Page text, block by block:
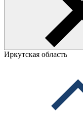
Иркутская область